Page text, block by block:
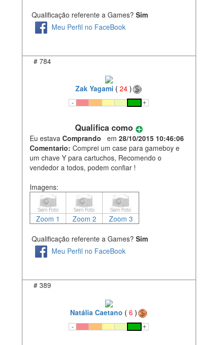
Qualificação referente a Games? Sim
Meu Perfil no FaceBook
# 784
Zak Yagami ( 24 )
Qualifica como
Eu estava Comprando em 28/10/2015 10:46:06
Comentario: Comprei um case para gameboy e
um chave Y para cartuchos, Recomendo o
vendedor a todos, podem confiar !
Imagens:
Zoom 1 Zoom 2 Zoom 3
Qualificação referente a Games? Sim
Meu Perfil no FaceBook
# 389
Natália Caetano ( 6 )